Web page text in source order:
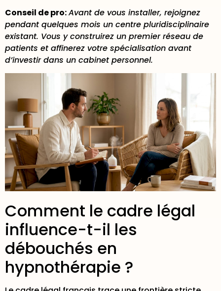
Conseil de pro:Avant de vous installer, rejoignez
pendant quelques mois un centre pluridisciplinaire
existant. Vous y construirez un premier réseau de
patients et affinerez votre spécialisation avant
d’investir dans un cabinet personnel.
Comment le cadre légal
influence-t-il les
débouchés en
hypnothérapie ?